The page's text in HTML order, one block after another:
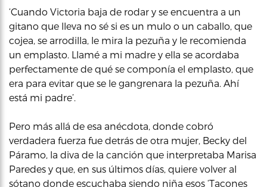
‘Cuando Victoria baja de rodar y se encuentra a un
gitano que lleva no sé si es un mulo o un caballo, que
cojea, se arrodilla, le mira la pezuña y le recomienda
un emplasto. Llamé a mi madre y ella se acordaba
perfectamente de qué se componía el emplasto, que
era para evitar que se le gangrenara la pezuña. Ahí
está mi padre’.
Pero más allá de esa anécdota, donde cobró
verdadera fuerza fue detrás de otra mujer, Becky del
Páramo, la diva de la canción que interpretaba Marisa
Paredes y que, en sus últimos días, quiere volver al
sótano donde escuchaba siendo niña esos ‘Tacones